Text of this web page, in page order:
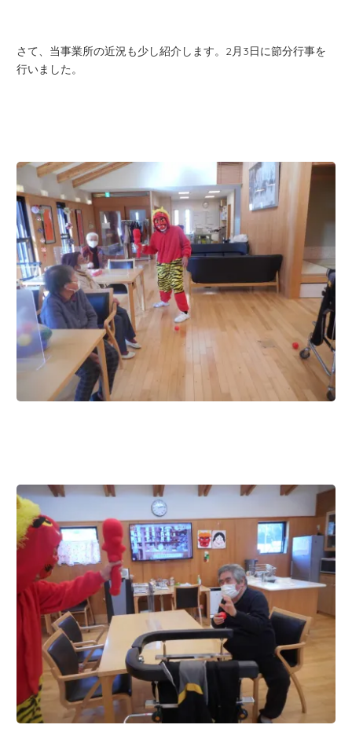
さて、当事業所の近況も少し紹介します。2月3日に節分行事を
行いました。